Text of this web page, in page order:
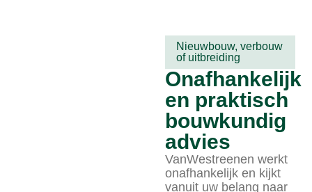
Nieuwbouw, verbouw
of uitbreiding
Onafhankelijk
en praktisch
bouwkundig
advies
VanWestreenen werkt
onafhankelijk en kijkt
vanuit uw belang naar